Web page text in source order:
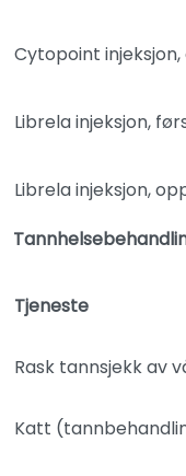
Cytopoint
Librela injeksjon,
Librela injeksjon,
Tjeneste
Rask tannsjekk av
Katt